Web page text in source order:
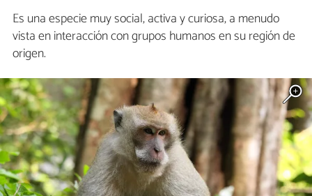
Es una especie muy social, activa y curiosa, a menudo
vista en interacción con grupos humanos en su región de
origen.